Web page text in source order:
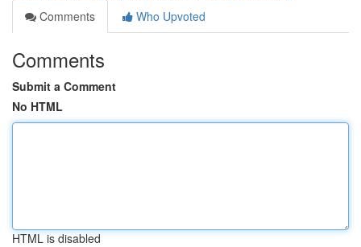
Comments
Who Upvoted
Comments
Submit a Comment
No HTML
HTML is disabled